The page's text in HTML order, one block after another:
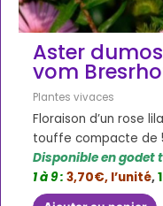
Aster
vom
Plantes vivaces
Floraison d’un rose
touffe compacte de
Disponible en godet
1 à 9 : 3,70€, l’unité,